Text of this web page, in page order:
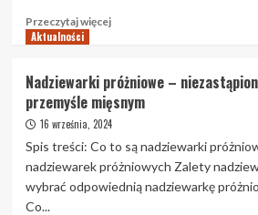
Przeczytaj więcejPrzeczytaj
to
jest
NLP?
–
Klucz
do
zrozumienia
Aktualności
Nadziewarki próżniowe –
przemyśle mięsnym
16 września, 2024
Spis treści: Co to są nadziewarki
nadziewarek próżniowych Zalety
wybrać odpowiednią nadziewarkę
Co...